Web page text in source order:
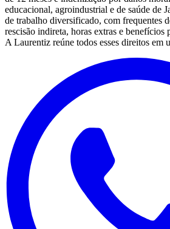
educacional, agroindustrial e de saúde de
de trabalho diversificado, com frequentes
rescisão indireta, horas extras e benefícios
A Laurentiz reúne todos esses direitos em